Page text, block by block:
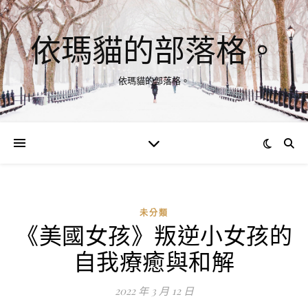
依瑪貓的部落格。
依瑪貓的部落格。
未分類
《美國女孩》叛逆小女孩的
自我療癒與和解
2022 年 3 月 12 日